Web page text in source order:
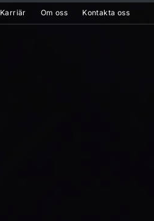
Karriär Om oss Kontakta oss